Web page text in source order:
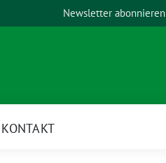
Newsletter abonnieren
KONTAKT